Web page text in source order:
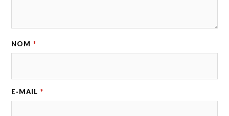
NOM *
E-MAIL *